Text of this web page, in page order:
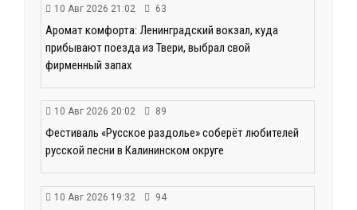
10 Авг 2026 21:02 63
Аромат комфорта: Ленинградский вокзал, куда
прибывают поезда из Твери, выбрал свой
фирменный запах
10 Авг 2026 20:02 89
Фестиваль «Русское раздолье» соберёт любителей
русской песни в Калининском округе
10 Авг 2026 19:32 94